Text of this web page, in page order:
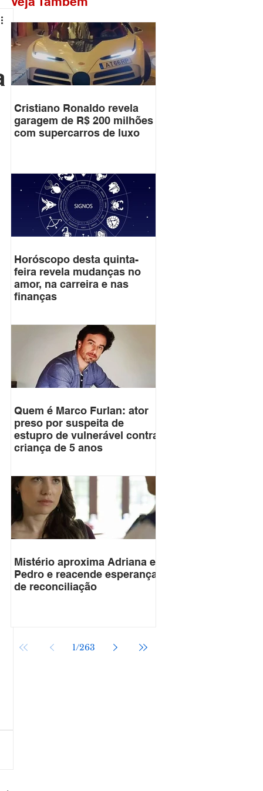
Cristiano Ronaldo revela
garagem de R$ 200 milhões
com supercarros de luxo
Horóscopo desta quinta-
feira revela mudanças no
amor, na carreira e nas
finanças
Quem é Marco Furlan: ator
preso por suspeita de
estupro de vulnerável contra
criança de 5 anos
Mistério aproxima Adriana e
Pedro e reacende esperança
de reconciliação
1/263